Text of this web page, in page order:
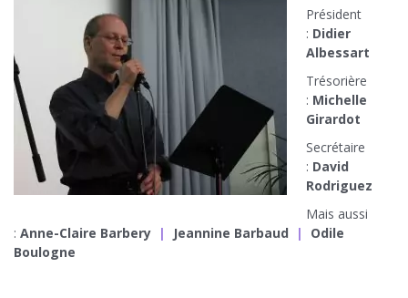
Président
: Didier
Albessart
Trésorière
: Michelle
Girardot
Secrétaire
: David
Rodriguez
Mais aussi
: Anne-Claire Barbery | Jeannine Barbaud |
Odile
Boulogne